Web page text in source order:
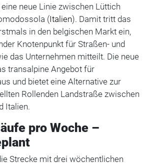
neue Linie zwischen Lüttich
(Italien). Damit tritt das
in den belgischen Markt ein,
Knotenpunkt für Straßen- und
das Unternehmen mitteilt. Die neue
transalpine Angebot für
und bietet eine Alternative zur
Rollenden Landstraße zwischen
Italien.
pro Woche –
Strecke mit drei wöchentlichen